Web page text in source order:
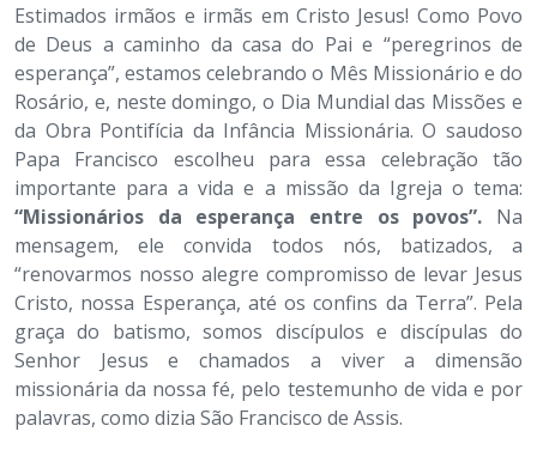
Estimados irmãos e irmãs em Cristo Jesus! Como Povo
de Deus a caminho da casa do Pai e “peregrinos de
esperança”, estamos celebrando o Mês Missionário e do
Rosário, e, neste domingo, o Dia Mundial das Missões e
da Obra Pontifícia da Infância Missionária. O saudoso
Papa Francisco escolheu para essa celebração tão
importante para a vida e a missão da Igreja o tema:
“Missionários da esperança entre os povos”. Na
mensagem, ele convida todos nós, batizados, a
“renovarmos nosso alegre compromisso de levar Jesus
Cristo, nossa Esperança, até os confins da Terra”. Pela
graça do batismo, somos discípulos e discípulas do
Senhor Jesus e chamados a viver a dimensão
missionária da nossa fé, pelo testemunho de vida e por
palavras, como dizia São Francisco de Assis.